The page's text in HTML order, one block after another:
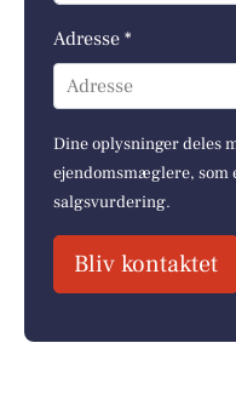
Adresse *
Adresse
Dine oplysninger deles
ejendomsmæglere, som
salgsvurdering.
Bliv kontaktet